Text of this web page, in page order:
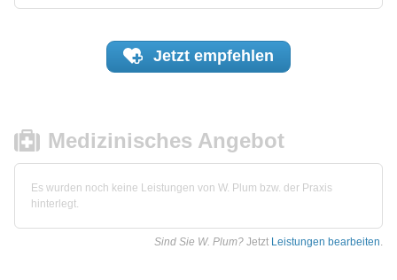
Jetzt empfehlen
Medizinisches Angebot
Es wurden noch keine Leistungen von W. Plum bzw. der Praxis
hinterlegt.
Sind Sie W. Plum? Jetzt Leistungen bearbeiten.